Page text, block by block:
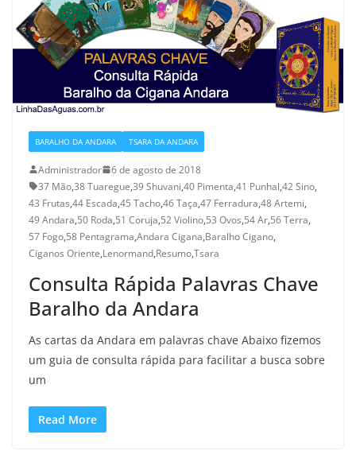
BARALHO DA ANDARA TSARA DA ANDARA
Administrador
6 de agosto de 2018
37 Mão,38 Tuaregue,39 Shuvani,40 Pimenta,41 Punhal,42 Sino,
43 Frutas,44 Escada,45 Tacho,46 Taça,47 Ferradura,48 Artemi,
49 Andara,50 Roda,51 Coruja,52 Violino,53 Ovos,54 Ar,56 Terra,
57 Fogo,58 Pentagrama,Andara Cigana,Baralho Cigano,
Ciganos Oriente,Lenormand,Resumo,Tsara
Consulta Rápida Palavras Chave
Baralho da Andara
As cartas da Andara em palavras chave Abaixo fizemos
um guia de consulta rápida para facilitar a busca sobre
um
Read More